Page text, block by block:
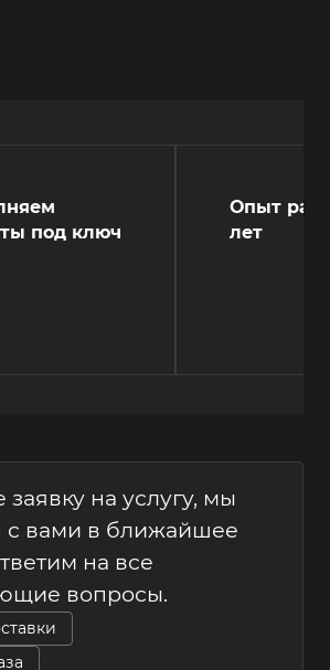
под ключ
Опыт
лет
на услугу, мы
с вами в ближайшее
на все
вопросы.